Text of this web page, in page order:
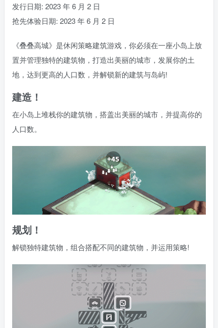
发行日期: 2023 年 6 月 2 日
抢先体验日期: 2023 年 6 月 2 日
《叠叠高城》是休闲策略建筑游戏，你必须在一座小岛上放
置并管理独特的建筑物，打造出美丽的城市，发展你的土
地，达到更高的人口数，并解锁新的建筑与岛屿!
建造！
在小岛上堆栈你的建筑物，搭盖出美丽的城市，并提高你的
人口数。
规划！
解锁独特建筑物，组合搭配不同的建筑物，并运用策略!